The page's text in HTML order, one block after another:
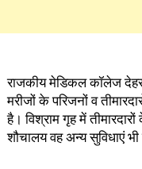
राजकीय मेडिकल कॉलेज
मरीजों के परिजनों व
है। विश्राम गृह में
शौचालय वह अन्य सुविधाएं भी